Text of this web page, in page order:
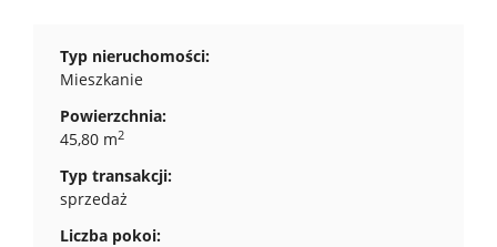
Typ nieruchomości:
Mieszkanie
Powierzchnia:
45,80 m2
Typ transakcji:
sprzedaż
Liczba pokoi: